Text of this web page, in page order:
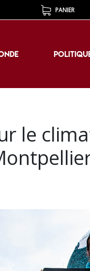
PANIER
le